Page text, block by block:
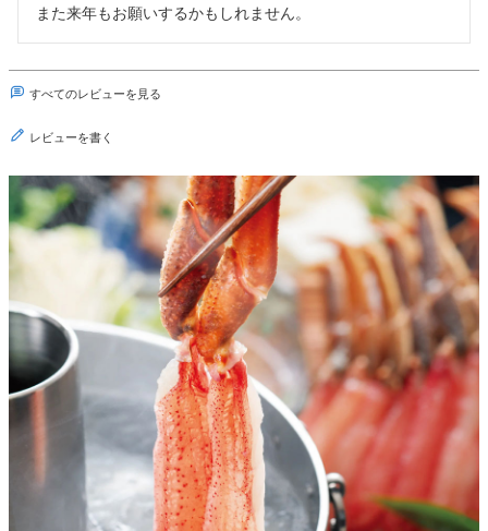
また来年もお願いするかもしれません。
すべてのレビューを見る
レビューを書く